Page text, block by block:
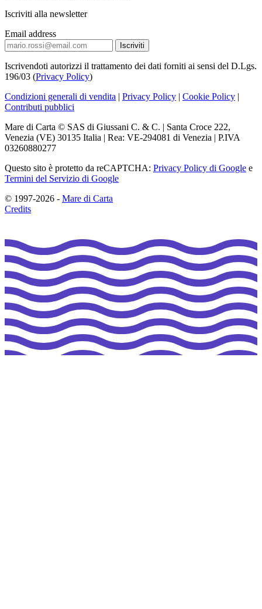
Iscriviti alla newsletter
Email address
Iscrivendoti autorizzi il trattamento dei dati forniti ai sensi del D.Lgs.
196/03 (Privacy Policy)
Condizioni generali di vendita | Privacy Policy | Cookie Policy |
Contributi pubblici
Mare di Carta © SAS di Giussani C. & C. | Santa Croce 222,
Venezia (VE) 30135 Italia | Rea: VE-294081 di Venezia | P.IVA
03260880277
Questo sito è protetto da reCAPTCHA: Privacy Policy di Google e
Termini del Servizio di Google
© 1997-2026 - Mare di Carta
Credits